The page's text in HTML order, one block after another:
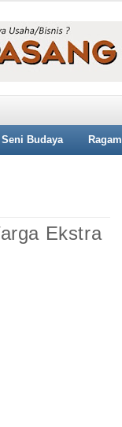
Seni Budaya Ragam
Ekstra